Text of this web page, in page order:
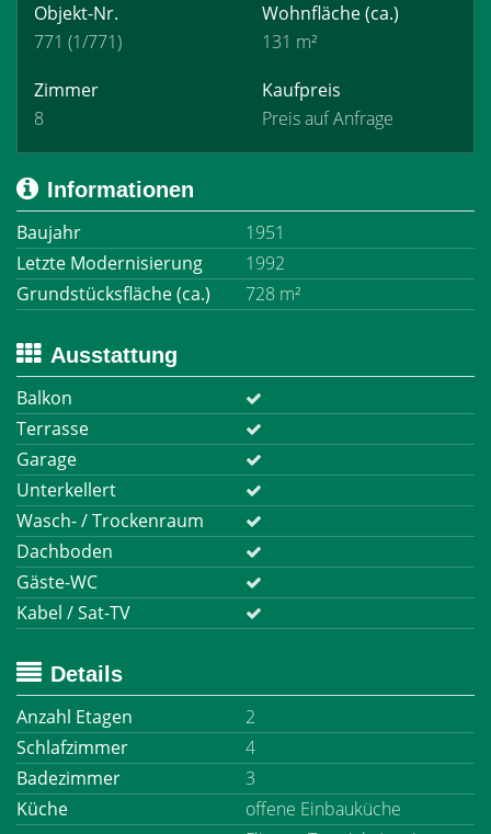
Objekt-Nr.
771 (1/771)
Wohnfläche(ca.)
131 m²
Zimmer
8
Kaufpreis
Preis auf Anfrage
Informationen
Baujahr
1951
Letzte Modernisierung
1992
Grundstücksfläche (ca.)
728 m²
Ausstattung
Balkon
Terrasse
Garage
Unterkellert
Wasch- / Trockenraum
Dachboden
Gäste-WC
Kabel / Sat-TV
Details
Anzahl Etagen
2
Schlafzimmer
4
Badezimmer
3
Küche
offene Einbauküche